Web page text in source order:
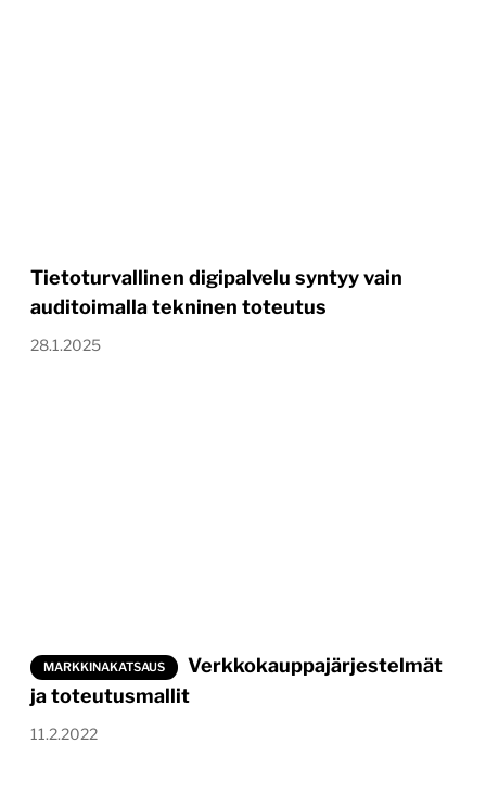
Tietoturvallinen digipalvelu syntyy vain
auditoimalla tekninen toteutus
28.1.2025
MARKKINAKATSAUS
Verkkokauppajärjestelmät
ja toteutusmallit
11.2.2022